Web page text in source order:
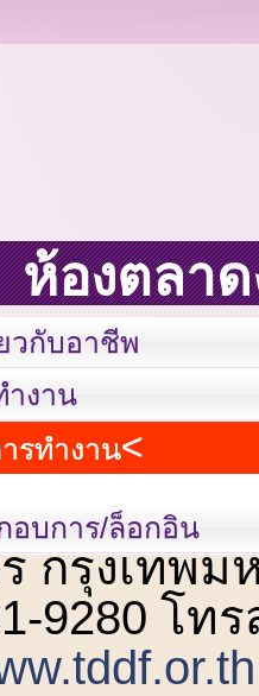
ห้องตลา
วกับอาชีพ
งาน
รทำงาน
อบการ/ล็อกอิน
2 ถนนวิ
กรุงเทพม
9280 โท